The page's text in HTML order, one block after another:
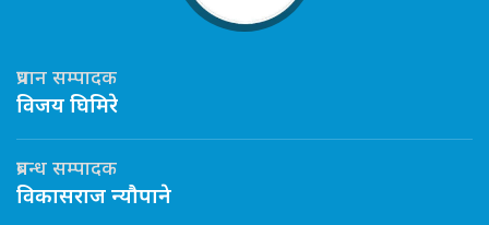
प्रधान सम्पादक
विजय घिमिरे
प्रबन्ध सम्पादक
विकासराज न्यौपाने